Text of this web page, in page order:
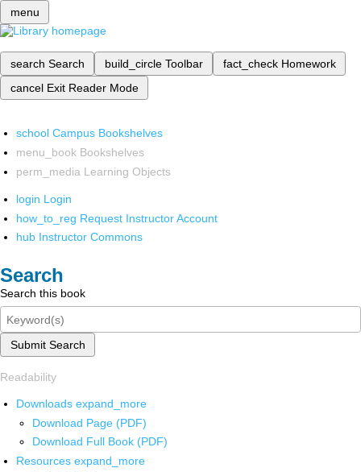
menu
search Search build_circle Toolbar fact_check Homework
cancel Exit Reader Mode
school Campus Bookshelves
menu_book Bookshelves
perm_media Learning Objects
login Login
how_to_reg Request Instructor Account
hub Instructor Commons
Search
Search this book
Submit Search
Readability
Downloads expand_more
Download Page (PDF)
Download Full Book (PDF)
Resources expand_more